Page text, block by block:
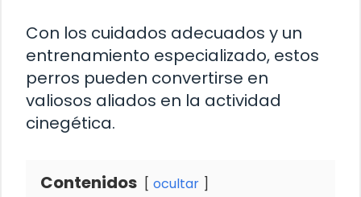
Con los cuidados adecuados y un
entrenamiento especializado, estos
perros pueden convertirse en
valiosos aliados en la actividad
cinegética.
Contenidos ocultar